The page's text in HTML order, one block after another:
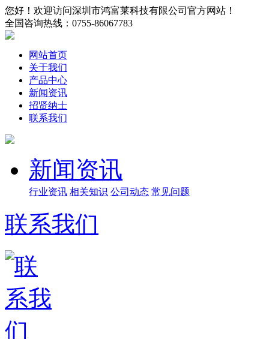
您好！欢迎访问深圳市鸿富莱科技有限公司官方网站！
全国咨询热线： 0755-86067783
网站首页
关于我们
产品中心
新闻资讯
招贤纳士
联系我们
新闻资讯
行业资讯 相关知识 公司动态 常见问题
联系我们